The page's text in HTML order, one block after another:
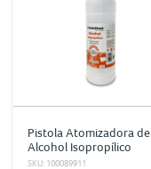
Pistola Atomizadora de
Alcohol Isopropílico
RadioShack 1L
SKU: 100089911